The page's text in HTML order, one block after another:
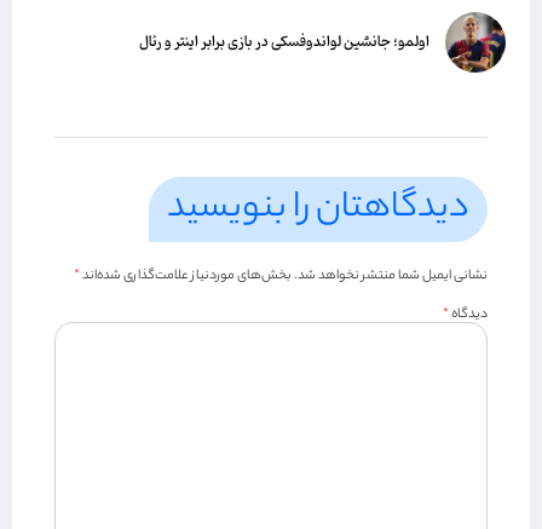
اولمو؛ جانشین لواندوفسکی در بازی برابر اینتر و رئال
دیدگاهتان را بنویسید
نشانی ایمیل شما منتشر نخواهد شد.بخش‌های موردنیاز علامت‌گذاری شده‌اند*
دیدگاه*